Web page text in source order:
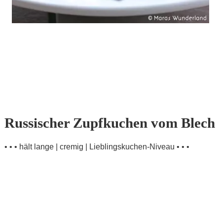
Russischer Zupfkuchen vom Blech
• • • hält lange | cremig | Lieblingskuchen-Niveau • • •